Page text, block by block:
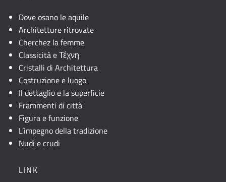
Dove osano le aquile
Architetture ritrovate
Cherchez la femme
Classicità e Τέχνη
Cristalli di Architettura
Costruzione e luogo
Il dettaglio e la superficie
Frammenti di città
Figura e funzione
L’impegno della tradizione
Nudi e crudi
LINK